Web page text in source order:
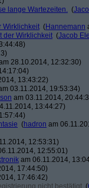
lange Wartezeiten. (
Wirklichkeit (Hannemann
der Wirklichkeit (Jacob
28.10.2014, 12:32:30)
13:43:22)
03.11.2014, 19:53:34)
am 03.11.2014,
13:44:27)
(hadron am
12:53:31)
12:55:01)
am 06.11.2014,
17:44:50)
17:46:42)
nicht bestätigt (